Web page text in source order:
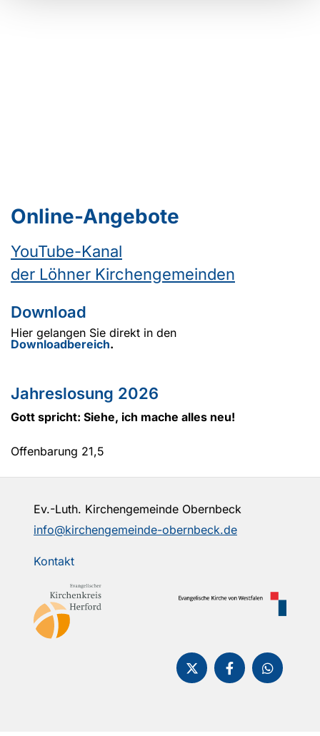
Online-Angebote
YouTube-Kanal
der Löhner Kirchengemeinden
Download
Hier gelangen Sie direkt in den
Downloadbereich.
Jahreslosung 2026
Gott spricht: Siehe, ich mache alles neu!
Offenbarung 21,5
Ev.-Luth. Kirchengemeinde Obernbeck
info@kirchengemeinde-obernbeck.de
Kontakt